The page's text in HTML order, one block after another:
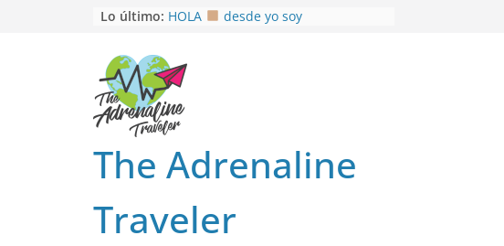
Lo último: HOLA
desde yo soy
EL SENDERO DEL CACAO: Excelente
opción
HOSPEDAJE AL NATURALSHH !!
En
MULITO!
The Adrenaline
Traveler